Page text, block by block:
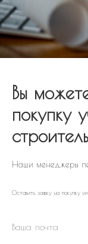
Вы
покупку
Наши менеджеры
Оставить заявку на покупку